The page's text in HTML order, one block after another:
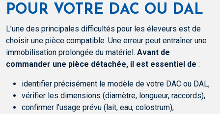
POUR VOTRE DAC OU DAL
L’une des principales difficultés pour les éleveurs est de
choisir une pièce compatible. Une erreur peut entraîner une
immobilisation prolongée du matériel. Avant de
commander une pièce détachée, il est essentiel de :
identifier précisément le modèle de votre DAC ou DAL,
vérifier les dimensions (diamètre, longueur, raccords),
confirmer l’usage prévu (lait, eau, colostrum),